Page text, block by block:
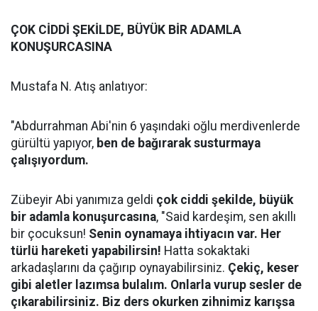
ÇOK CİDDİ ŞEKİLDE, BÜYÜK BİR ADAMLA
KONUŞURCASINA
Mustafa N. Atış anlatıyor:
"Abdurrahman Abi'nin 6 yaşındaki oğlu merdivenlerde
gürültü yapıyor, ben de bağırarak susturmaya
çalışıyordum.
Zübeyir Abi yanımıza geldi çok ciddi şekilde, büyük
bir adamla konuşurcasına, "Said kardeşim, sen akıllı
bir çocuksun! Senin oynamaya ihtiyacın var. Her
türlü hareketi yapabilirsin! Hatta sokaktaki
arkadaşlarını da çağırıp oynayabilirsiniz. Çekiç, keser
gibi aletler lazımsa bulalım. Onlarla vurup sesler de
çıkarabilirsiniz. Biz ders okurken zihnimiz karışsa